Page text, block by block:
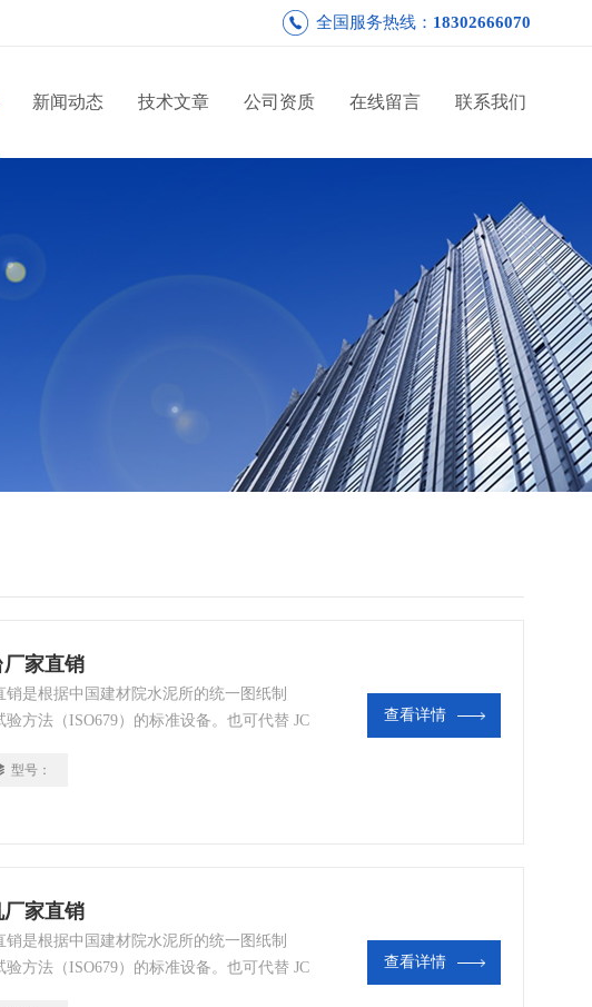
全国服务热线： 18302666070
新闻动态 技术文章 公司资质 在线留言 联系我们
家直销
是根据中国建材院水泥所的统一图纸制
方法（ISO679）的标准设备。也可代替 JC
验的净浆、水泥胶砂振实台
型号：
查看详情
家直销
是根据中国建材院水泥所的统一图纸制
方法（ISO679）的标准设备。也可代替 JC
查看详情